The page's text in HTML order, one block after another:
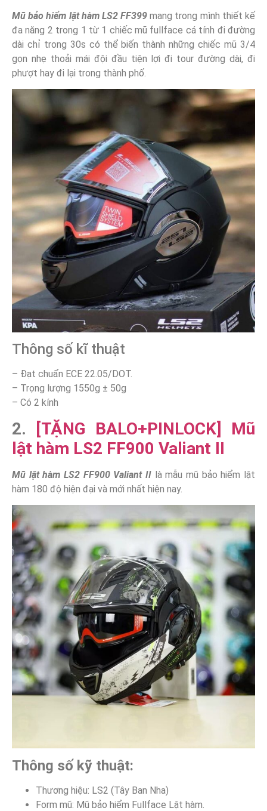
Mũ bảo hiểm lật hàm LS2 FF399 mang trong mình thiết kế
đa năng 2 trong 1 từ 1 chiếc mũ fullface cá tính đi đường
dài chỉ trong 30s có thể biến thành những chiếc mũ 3/4
gọn nhẹ thoải mái đội đầu tiện lợi đi tour đường dài, đi
phượt hay đi lại trong thành phố.
Thông số kĩ thuật
– Đạt chuẩn ECE 22.05/DOT.
– Trọng lượng 1550g ± 50g
– Có 2 kính
2.
[TẶNG BALO+PINLOCK] Mũ
lật hàm LS2 FF900 Valiant II
Mũ lật hàm LS2 FF900 Valiant II là mẫu mũ bảo hiểm lật
hàm 180 độ hiện đại và mới nhất hiện nay.
Thông số kỹ thuật:
Thương hiệu: LS2 (Tây Ban Nha)
Form mũ: Mũ bảo hiểm Fullface Lật hàm.